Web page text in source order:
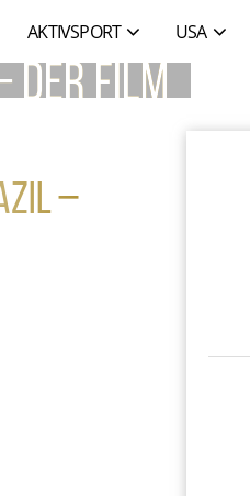
AKTIVSPORT USA
Der Film
–